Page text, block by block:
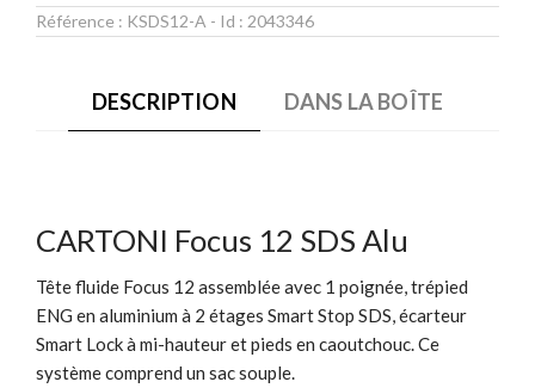
Référence : KSDS12-A - Id : 2043346
DESCRIPTION DANS LA BOÎTE
CARTONI Focus 12 SDS Alu
Tête fluide Focus 12 assemblée avec 1 poignée, trépied
ENG en aluminium à 2 étages Smart Stop SDS, écarteur
Smart Lock à mi-hauteur et pieds en caoutchouc. Ce
système comprend un sac souple.